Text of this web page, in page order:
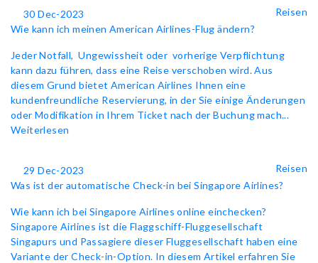
30 Dec-2023
Reisen
Wie kann ich meinen American Airlines-Flug ändern?
Jeder Notfall, Ungewissheit oder vorherige Verpflichtung
kann dazu führen, dass eine Reise verschoben wird. Aus
diesem Grund bietet American Airlines Ihnen eine
kundenfreundliche Reservierung, in der Sie einige Änderungen
oder Modifikation in Ihrem Ticket nach der Buchung mach...
Weiterlesen
29 Dec-2023
Reisen
Was ist der automatische Check-in bei Singapore Airlines?
Wie kann ich bei Singapore Airlines online einchecken?
Singapore Airlines ist die Flaggschiff-Fluggesellschaft
Singapurs und Passagiere dieser Fluggesellschaft haben eine
Variante der Check-in-Option. In diesem Artikel erfahren Sie